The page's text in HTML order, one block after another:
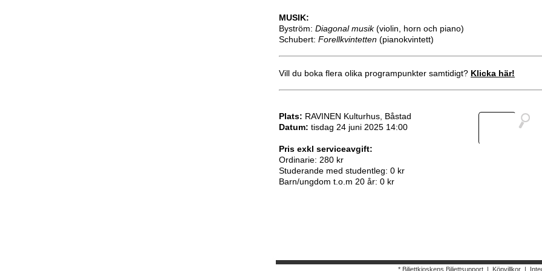
MUSIK:
Byström: Diagonal musik(violin, horn och piano)
Schubert: Forellkvintetten (pianokvintett)
Vill du boka flera olika programpunkter samtidigt? Klicka här!
Plats: RAVINEN Kulturhus, Båstad
Datum: tisdag 24 juni 2025 14:00
Pris exkl serviceavgift:
Ordinarie: 280 kr
Studerande med studentleg: 0 kr
Barn/ungdom t.o.m 20 år: 0 kr
* Biljettkioskens Biljettsupport | Köpvillkor |